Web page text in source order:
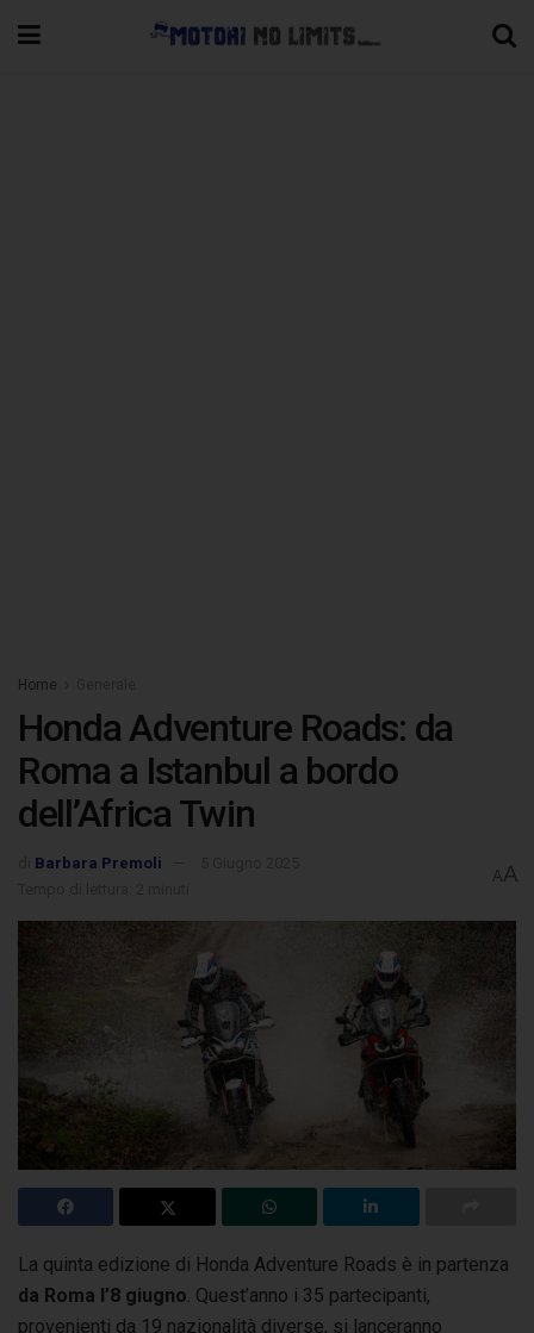
Home
Honda Adventure Roads: da
Roma a Istanbul a bordo
dell’Africa Twin
Barbara Premoli
AA
La quinta edizione di Honda Adventure Roads è in partenza
da Roma l’8 giugno . Quest’anno i 35 partecipanti,
provenienti da 19 nazionalità diverse, si lanceranno